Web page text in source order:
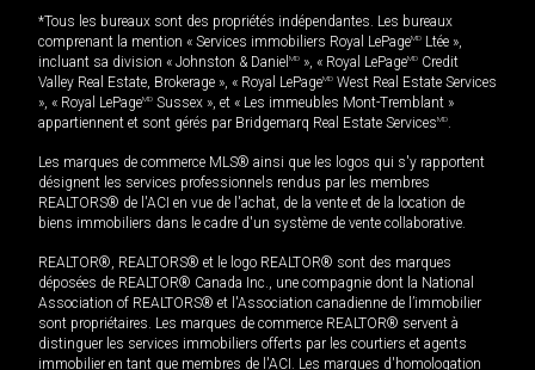
*Tous les bureaux sont des propriétés indépendantes. Les bureaux
comprenant la mention « Services immobiliers Royal LePageMD Ltée »,
incluant sa division « Johnston & Daniel MD », « Royal LePageMD Credit
Valley Real Estate, Brokerage », « Royal LePageMD West Real Estate Services
», « Royal LePageMD Sussex », et « Les immeubles Mont-Tremblant »
appartiennent et sont gérés par Bridgemarq Real Estate ServicesMD.
Les marques de commerce MLS® ainsi que les logos qui s'y rapportent
désignent les services professionnels rendus par les membres
REALTORS® de l'ACI en vue de l'achat, de la vente et de la location de
biens immobiliers dans le cadre d'un système de vente collaborative.
REALTOR®, REALTORS® et le logo REALTOR® sont des marques
déposées de REALTOR® Canada Inc., une compagnie dont la National
Association of REALTORS® et l'Association canadienne de l’immobilier
sont propriétaires. Les marques de commerce REALTOR® servent à
distinguer les services immobiliers offerts par les courtiers et agents
immobilier en tant que membres de l'ACI. Les marques d'homologation